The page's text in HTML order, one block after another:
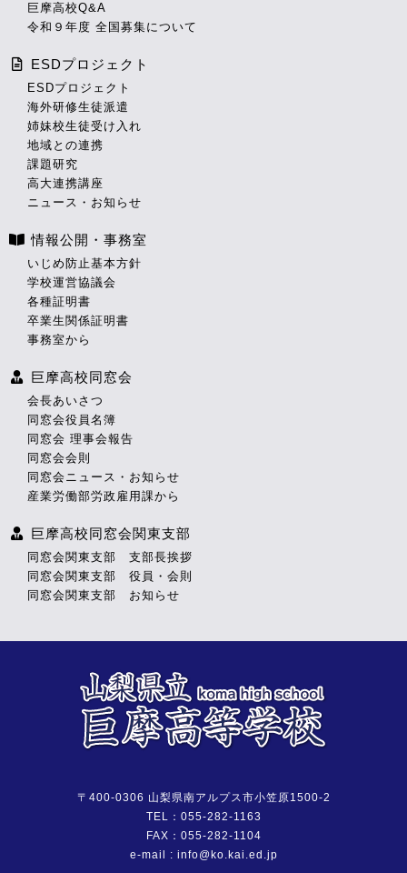
巨摩高校Q&A
令和９年度 全国募集について
ESDプロジェクト
ESDプロジェクト
海外研修生徒派遣
姉妹校生徒受け入れ
地域との連携
課題研究
高大連携講座
ニュース・お知らせ
情報公開・事務室
いじめ防止基本方針
学校運営協議会
各種証明書
卒業生関係証明書
事務室から
巨摩高校同窓会
会長あいさつ
同窓会役員名簿
同窓会 理事会報告
同窓会会則
同窓会ニュース・お知らせ
産業労働部労政雇用課から
巨摩高校同窓会関東支部
同窓会関東支部 支部長挨拶
同窓会関東支部 役員・会則
同窓会関東支部 お知らせ
〒400-0306 山梨県南アルプス市小笠原1500-2
TEL：055-282-1163
FAX：055-282-1104
e-mail : info@ko.kai.ed.jp